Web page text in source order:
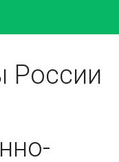
России